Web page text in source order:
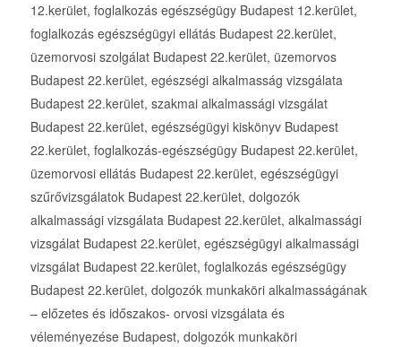
12.kerület, foglalkozás egészségügy Budapest 12.kerület,
foglalkozás egészségügyi ellátás Budapest 22.kerület,
üzemorvosi szolgálat Budapest 22.kerület, üzemorvos
Budapest 22.kerület, egészségi alkalmasság vizsgálata
Budapest 22.kerület, szakmai alkalmassági vizsgálat
Budapest 22.kerület, egészségügyi kiskönyv Budapest
22.kerület, foglalkozás-egészségügy Budapest 22.kerület,
üzemorvosi ellátás Budapest 22.kerület, egészségügyi
szűrővizsgálatok Budapest 22.kerület, dolgozók
alkalmassági vizsgálata Budapest 22.kerület, alkalmassági
vizsgálat Budapest 22.kerület, egészségügyi alkalmassági
vizsgálat Budapest 22.kerület, foglalkozás egészségügy
Budapest 22.kerület, dolgozók munkaköri alkalmasságának
– előzetes és időszakos- orvosi vizsgálata és
véleményezése Budapest, dolgozók munkaköri